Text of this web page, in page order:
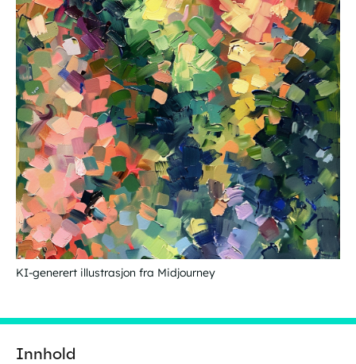
KI-generert illustrasjon fra Midjourney
Innhold